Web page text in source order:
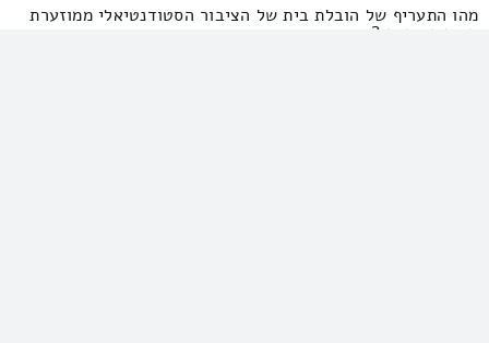
מהו התעריף של הובלת בית של הציבור הסטודנטיאלי ממוזערת
באיזור ארגמן?